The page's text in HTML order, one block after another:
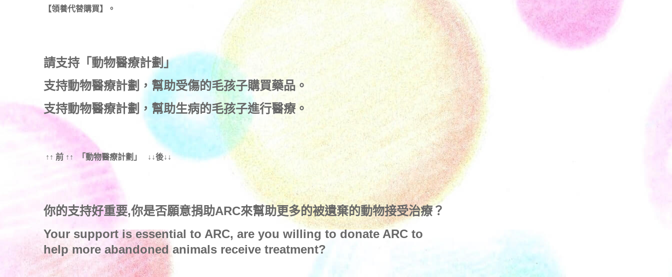
【領養代替購買】。
請支持「動物醫療計劃」
支持動物醫療計劃 ，幫助受傷的毛孩子購買藥品。
支持動物醫療計劃 ，幫助生病的毛孩子進行醫療。
↑↑ 前 ↑↑ 「動物醫療計劃」 ↓↓後↓↓
你的支持好重要,你是否願意捐助ARC來幫助更多的被遺棄的動物接受治療？
Your support is essential to ARC, are you willing to donate ARC to
help more abandoned animals receive treatment?